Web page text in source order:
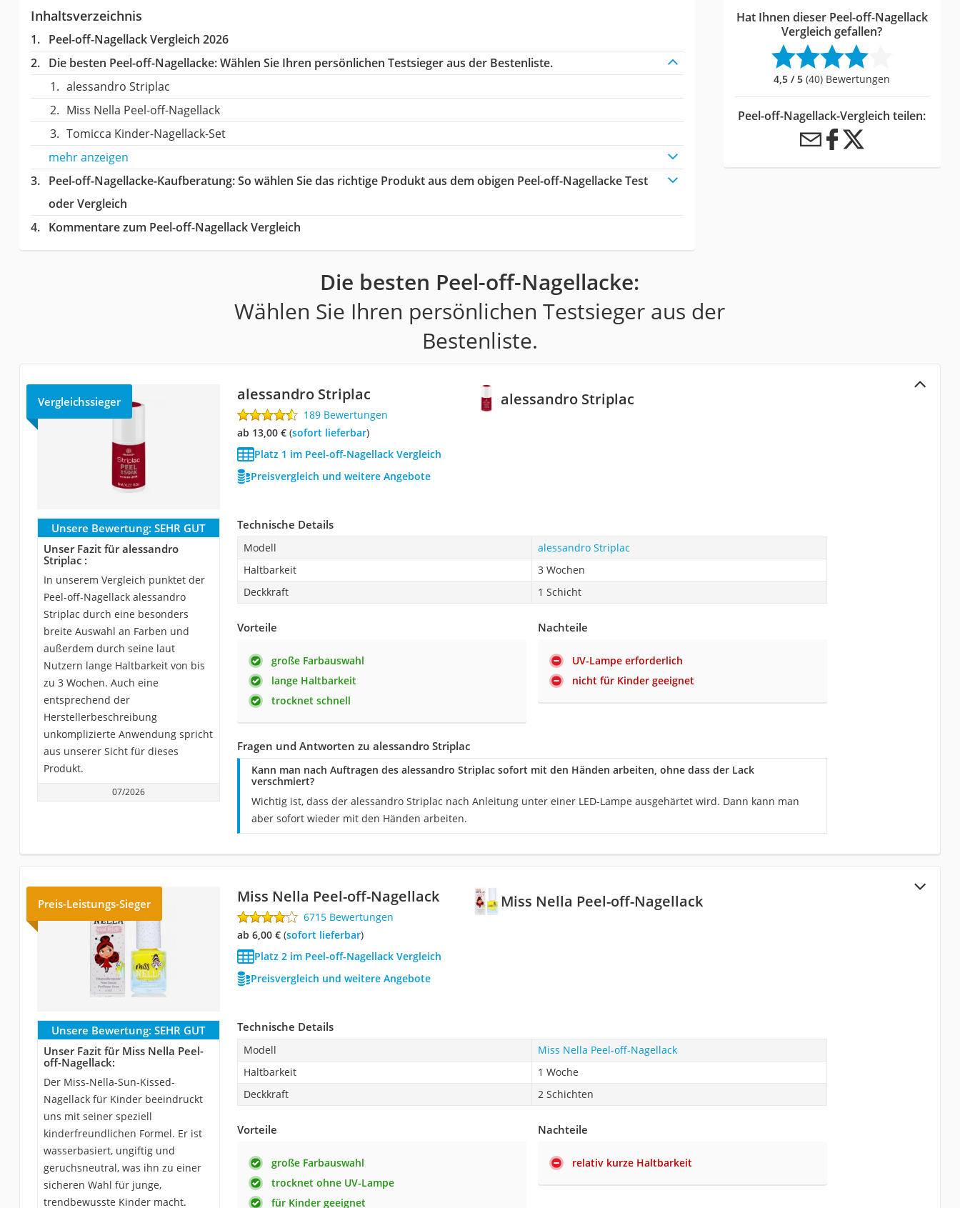
Inhaltsverzeichnis
Peel-off-Nagellack Vergleich 2026
Die besten Peel-off-Nagellacke:Wählen Sie Ihren persönlichen Testsieger aus der Bestenliste.
alessandro Striplac
Miss Nella Peel-off-Nagellack
Tomicca Kinder-Nagellack-Set
mehr anzeigen
Peel-off-Nagellacke-Kaufberatung: So wählen Sie das richtige Produkt aus dem obigen Peel-off-Nagellacke Test
oder Vergleich
Kommentare zum Peel-off-Nagellack Vergleich
Hat Ihnen dieser Peel-off-Nagellack
Vergleich gefallen?
4,5 / 5 (40) Bewertungen
Peel-off-Nagellack-Vergleich teilen:
Die besten Peel-off-Nagellacke:
Wählen Sie Ihren persönlichen Testsieger aus der
Bestenliste.
alessandro Striplac
Vergleichssieger alessandro Striplac
189 Bewertungen
ab 13,00 €( Sofort lieferbar)
Platz 1 im Peel-off-Nagellack Vergleich
Preisvergleich und weitere Angebote
Unsere Bewertung: SEHR GUT
Unser Fazit für alessandro
Striplac :
In unserem Vergleich punktet der
Peel-off-Nagellack alessandro
Striplac durch eine besonders
breite Auswahl an Farben und
außerdem durch seine laut
Nutzern lange Haltbarkeit von bis
zu 3 Wochen. Auch eine
entsprechend der
Herstellerbeschreibung
unkomplizierte Anwendung spricht
aus unserer Sicht für dieses
Produkt.
07/2026
Technische Details
Modell
alessandro Striplac
Haltbarkeit
3 Wochen
Deckkraft
1 Schicht
Vorteile
große Farbauswahl
lange Haltbarkeit
trocknet schnell
Nachteile
UV-Lampe erforderlich
nicht für Kinder geeignet
Fragen und Antworten zu alessandro Striplac
Kann man nach Auftragen des alessandro Striplac sofort mit den Händen arbeiten, ohne dass der Lack
verschmiert?
Wichtig ist, dass der alessandro Striplac nach Anleitung unter einer LED-Lampe ausgehärtet wird. Dann kann man
aber sofort wieder mit den Händen arbeiten.
Miss Nella Peel-off-Nagellack
Preis-Leistungs-Sieger Miss Nella Peel-off-Nagellack
6715 Bewertungen
ab 6,00 €( Sofort lieferbar)
Platz 2 im Peel-off-Nagellack Vergleich
Preisvergleich und weitere Angebote
Unsere Bewertung: SEHR GUT
Unser Fazit für Miss Nella Peel-
off-Nagellack:
Der Miss-Nella-Sun-Kissed-
Nagellack für Kinder beeindruckt
uns mit seiner speziell
kinderfreundlichen Formel. Er ist
wasserbasiert, ungiftig und
geruchsneutral, was ihn zu einer
sicheren Wahl für junge,
trendbewusste Kinder macht.
Technische Details
Modell
Miss Nella Peel-off-Nagellack
Haltbarkeit
1 Woche
Deckkraft
2 Schichten
Vorteile
große Farbauswahl
trocknet ohne UV-Lampe
für Kinder geeignet
Nachteile
relativ kurze Haltbarkeit